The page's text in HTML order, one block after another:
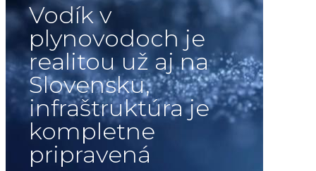
Vodík v
plynovodoch je
realitou už aj na
Slovensku,
infraštruktúra je
kompletne
pripravená